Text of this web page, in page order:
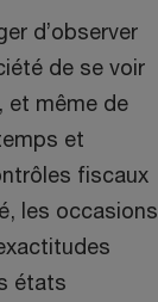
d’observer
de se voir
et même de
et
fiscaux
les occasions
états